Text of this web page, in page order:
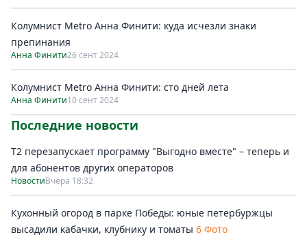
Колумнист Metro Анна Финити: куда исчезли знаки
препинания
Анна Финити26 сент 2024
Колумнист Metro Анна Финити: сто дней лета
Анна Финити10 сент 2024
Последние новости
Т2 перезапускает программу "Выгодно вместе" – теперь и
для абонентов других операторов
НовостиВчера 18:32
Кухонный огород в парке Победы: юные петербуржцы
высадили кабачки, клубнику и томаты 6 Фото